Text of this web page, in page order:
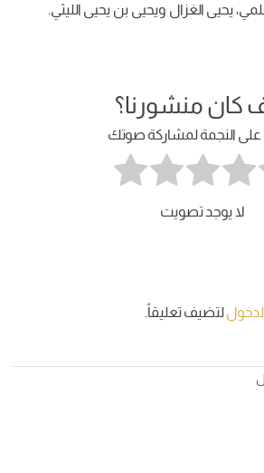
يحيى الغزال ويحيى بن يحيى الليثي.
كان منشورنا؟
النجمة لمشاركة صوتك
لا يوجد تصويت
لتضيف تعليقاً.